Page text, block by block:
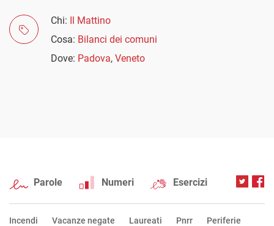
Chi: Il Mattino
Cosa: Bilanci dei comuni
Dove: Padova, Veneto
Parole Numeri Esercizi
Incendi Vacanze negate Laureati Pnrr Periferie